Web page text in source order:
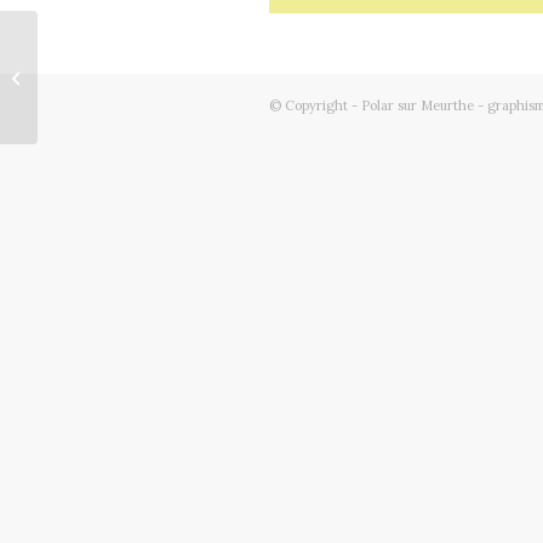
© Copyright - Polar sur Meurthe -